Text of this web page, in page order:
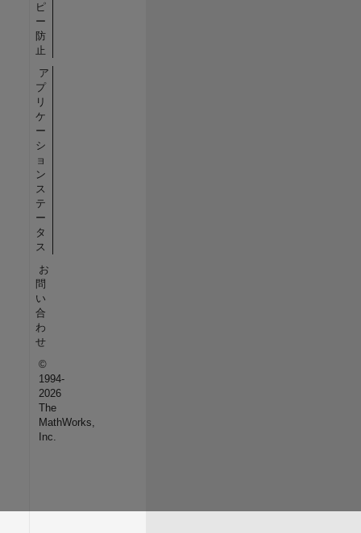
ピ
ー
防
止
ア
プ
リ
ケ
ー
シ
ョ
ン
ス
テ
ー
タ
ス
お
問
い
合
わ
せ
©
1994-
2026
The
MathWorks,
Inc.